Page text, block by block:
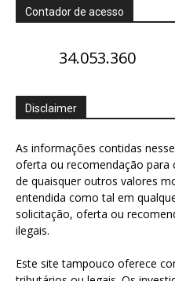
Contador de acesso
34.053.360
Disclaimer
As informações contidas
oferta ou recomendação para
de quaisquer outros valores
entendida como tal em
solicitação, oferta ou
ilegais.
Este site tampouco oferece